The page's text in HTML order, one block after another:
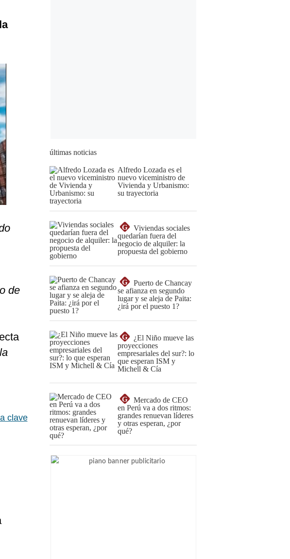
de
clave
últimas noticias
Alfredo Lozada es el
nuevo viceministro de
Vivienda y Urbanismo:
su trayectoria
G
Viviendas sociales
quedarían fuera del
negocio de alquiler: la
propuesta del gobierno
G
Puerto de Chancay
se afianza en segundo
lugar y se aleja de Paita:
¿irá por el puesto 1?
G
¿El Niño mueve las
proyecciones
empresariales del sur?: lo
que esperan ISM y
Michell & Cía
G
Mercado de CEO
en Perú va a dos ritmos:
grandes renuevan líderes
y otras esperan, ¿por
qué?